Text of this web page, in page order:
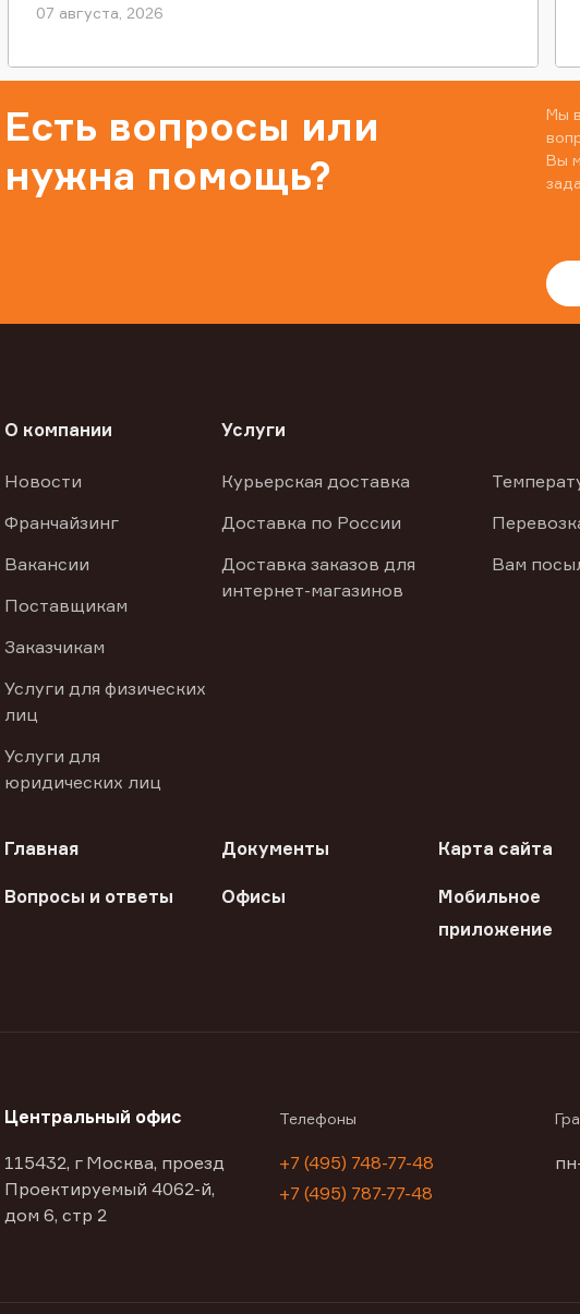
07 августа, 2026
Есть вопросы или
нужна помощь?
Мы
Вы
О компании
Новости
Франчайзинг
Вакансии
Поставщикам
Заказчикам
Услуги для физических
лиц
Услуги для
юридических лиц
Услуги
Курьерская доставка
Доставка по России
Доставка заказов для
интернет-магазинов
Вам
Главная Документы Карта сайта
Вопросы и ответы Офисы
Мобильное
приложение
Центральный офис
115432, г Москва, проезд
Проектируемый 4062-й,
дом 6, стр 2
Телефоны
+7 (495) 748-77-48
+7 (495) 787-77-48